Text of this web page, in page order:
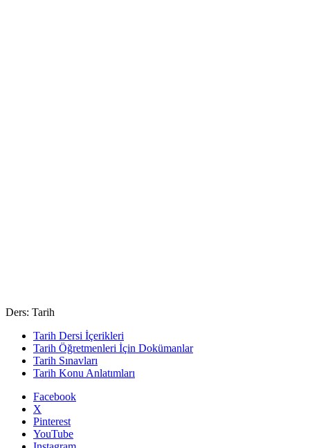
Ders: Tarih
Tarih Dersi İçerikleri
Tarih Öğretmenleri İçin Dokümanlar
Tarih Sınavları
Tarih Konu Anlatımları
Facebook
X
Pinterest
YouTube